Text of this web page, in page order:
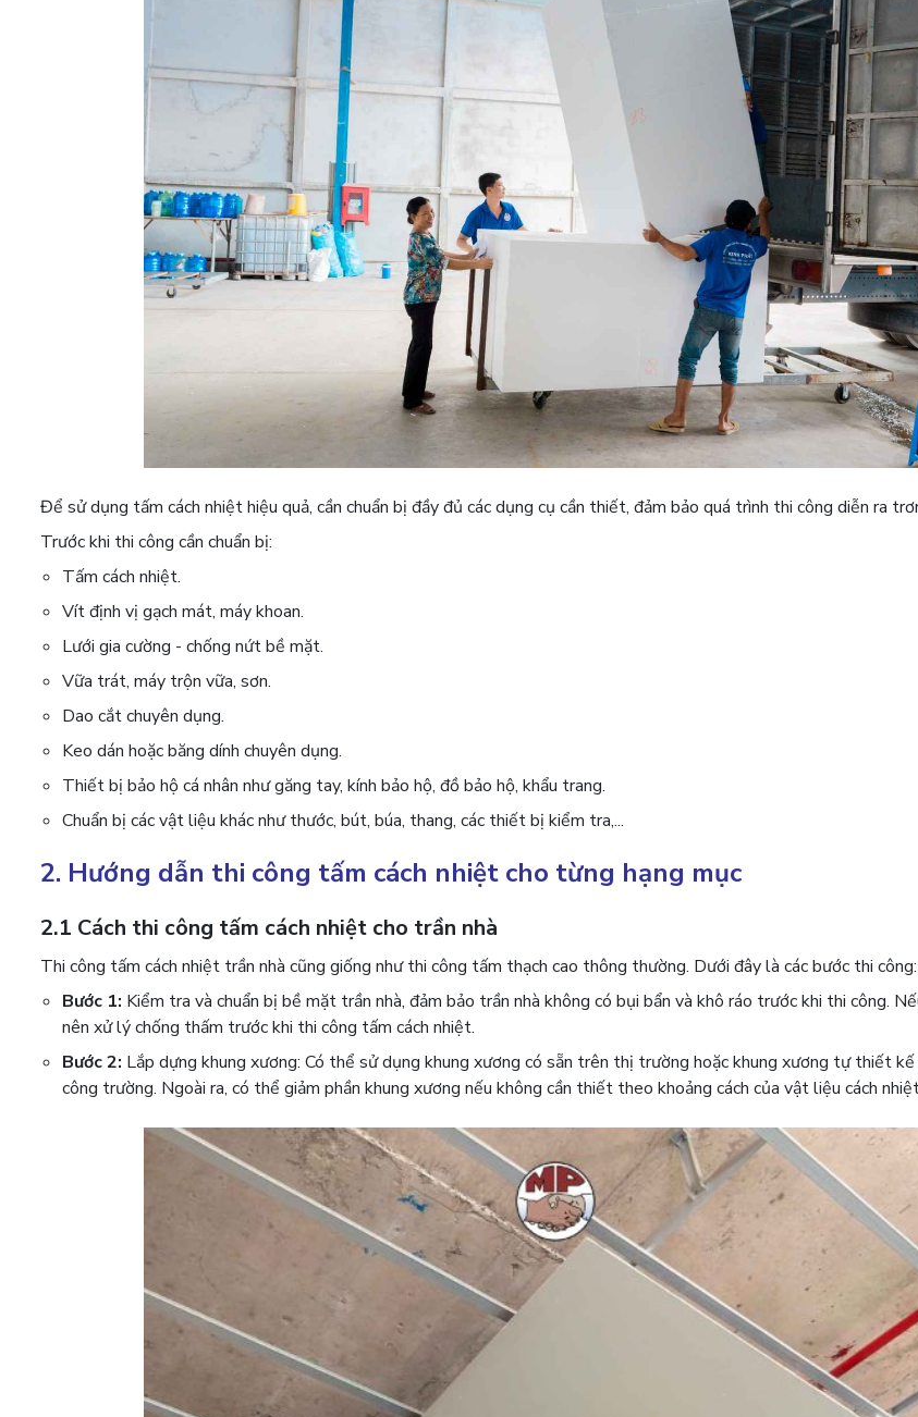
Để sử dụng tấm cách nhiệt hiệu quả, cần chuẩn bị đầy đủ các dụng cụ cần thiết, đảm bảo quá trình thi công diễn ra
Trước khi thi công cần chuẩn bị:
Tấm cách nhiệt.
Vít định vị gạch mát, máy khoan.
Lưới gia cường - chống nứt bề mặt.
Vữa trát, máy trộn vữa, sơn.
Dao cắt chuyên dụng.
Keo dán hoặc băng dính chuyên dụng.
Thiết bị bảo hộ cá nhân như găng tay, kính bảo hộ, đồ bảo hộ, khẩu trang.
Chuẩn bị các vật liệu khác như thước, bút, búa, thang, các thiết bị kiểm tra,...
2. Hướng dẫn thi công tấm cách nhiệt cho từng hạng mục
2.1 Cách thi công tấm cách nhiệt cho trần nhà
Thi công tấm cách nhiệt trần nhà cũng giống như thi công tấm thạch cao thông thường. Dưới đây là các bước thi công:
Bước 1: Kiểm tra và chuẩn bị bề mặt trần nhà, đảm bảo trần nhà không có bụi bẩn và khô ráo trước khi thi công.
nên xử lý chống thấm trước khi thi công tấm cách nhiệt.
Bước 2: Lắp dựng khung xương: Có thể sử dụng khung xương có sẵn trên thị trường hoặc khung xương tự thiết
công trường. Ngoài ra, có thể giảm phần khung xương nếu không cần thiết theo khoảng cách của vật liệu cách